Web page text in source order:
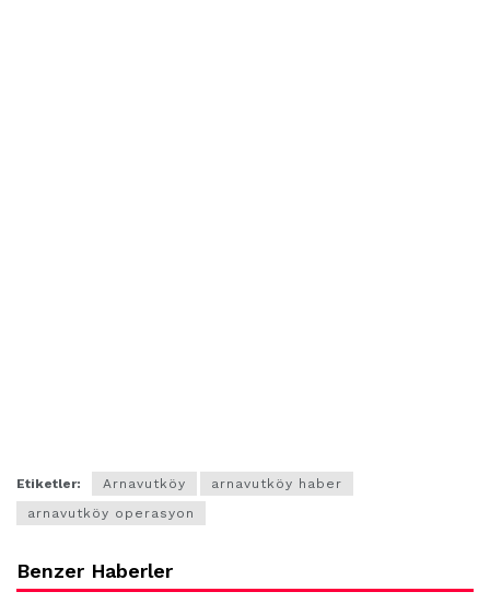
Etiketler: Arnavutköy
arnavutköy haber
arnavutköy operasyon
Benzer Haberler